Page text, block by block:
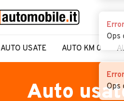
AUTO USATE AUTO KM 0
Auto
Error
Ops
Error
Ops